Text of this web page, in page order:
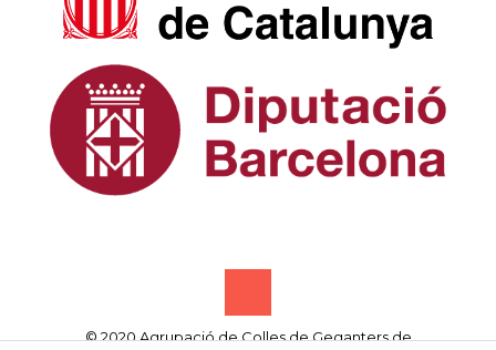
© 2020 Agrupació de Colles de Geganters de